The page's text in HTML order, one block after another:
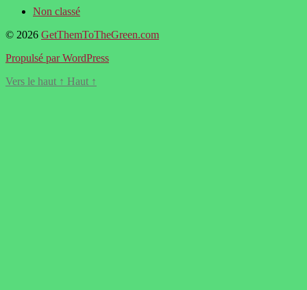
Non classé
© 2026 GetThemToTheGreen.com
Propulsé par WordPress
Vers le haut ↑ Haut ↑